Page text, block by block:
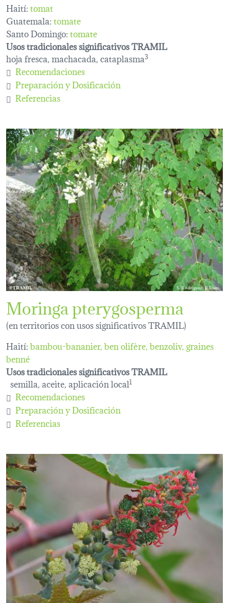
Haití:tomat
Guatemala:tomate
Santo Domingo:tomate
Usos tradicionales significativos TRAMIL
hoja fresca, machacada, cataplasma3
Recomendaciones
Preparación y Dosificación
Referencias
Moringa pterygosperma
(en territorios con usos significativos TRAMIL)
Haití:bambou-bananier ben olifère benzoliv graines
benné
Usos tradicionales significativos TRAMIL
semilla, aceite, aplicación local1
Recomendaciones
Preparación y Dosificación
Referencias